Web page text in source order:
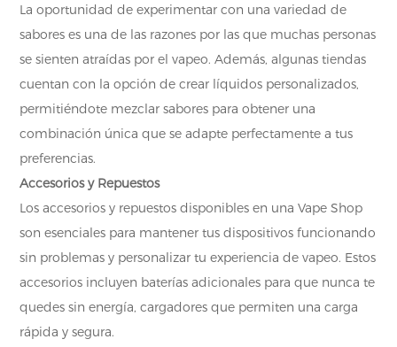
La oportunidad de experimentar con una variedad de
sabores es una de las razones por las que muchas personas
se sienten atraídas por el vapeo. Además, algunas tiendas
cuentan con la opción de crear líquidos personalizados,
permitiéndote mezclar sabores para obtener una
combinación única que se adapte perfectamente a tus
preferencias.
Accesorios y Repuestos
Los accesorios y repuestos disponibles en una Vape Shop
son esenciales para mantener tus dispositivos funcionando
sin problemas y personalizar tu experiencia de vapeo. Estos
accesorios incluyen baterías adicionales para que nunca te
quedes sin energía, cargadores que permiten una carga
rápida y segura.